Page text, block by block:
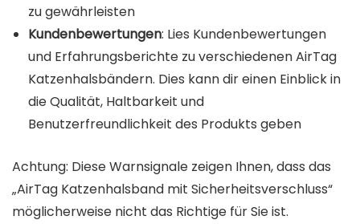
zu gewährleisten
Kundenbewertungen: Lies Kundenbewertungen
und Erfahrungsberichte zu verschiedenen AirTag
Katzenhalsbändern. Dies kann dir einen Einblick in
die Qualität, Haltbarkeit und
Benutzerfreundlichkeit des Produkts geben
Achtung: Diese Warnsignale zeigen Ihnen, dass das
„AirTag Katzenhalsband mit Sicherheitsverschluss“
möglicherweise nicht das Richtige für Sie ist.